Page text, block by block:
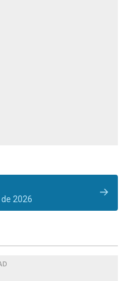
2026